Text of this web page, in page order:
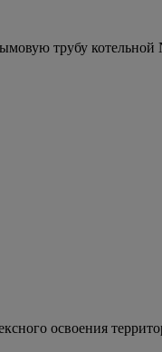
трубу
освоения